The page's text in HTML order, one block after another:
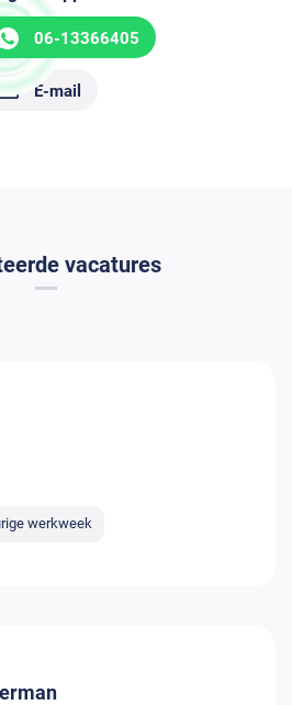
06-13366405
E-mail
vacatures
werkweek